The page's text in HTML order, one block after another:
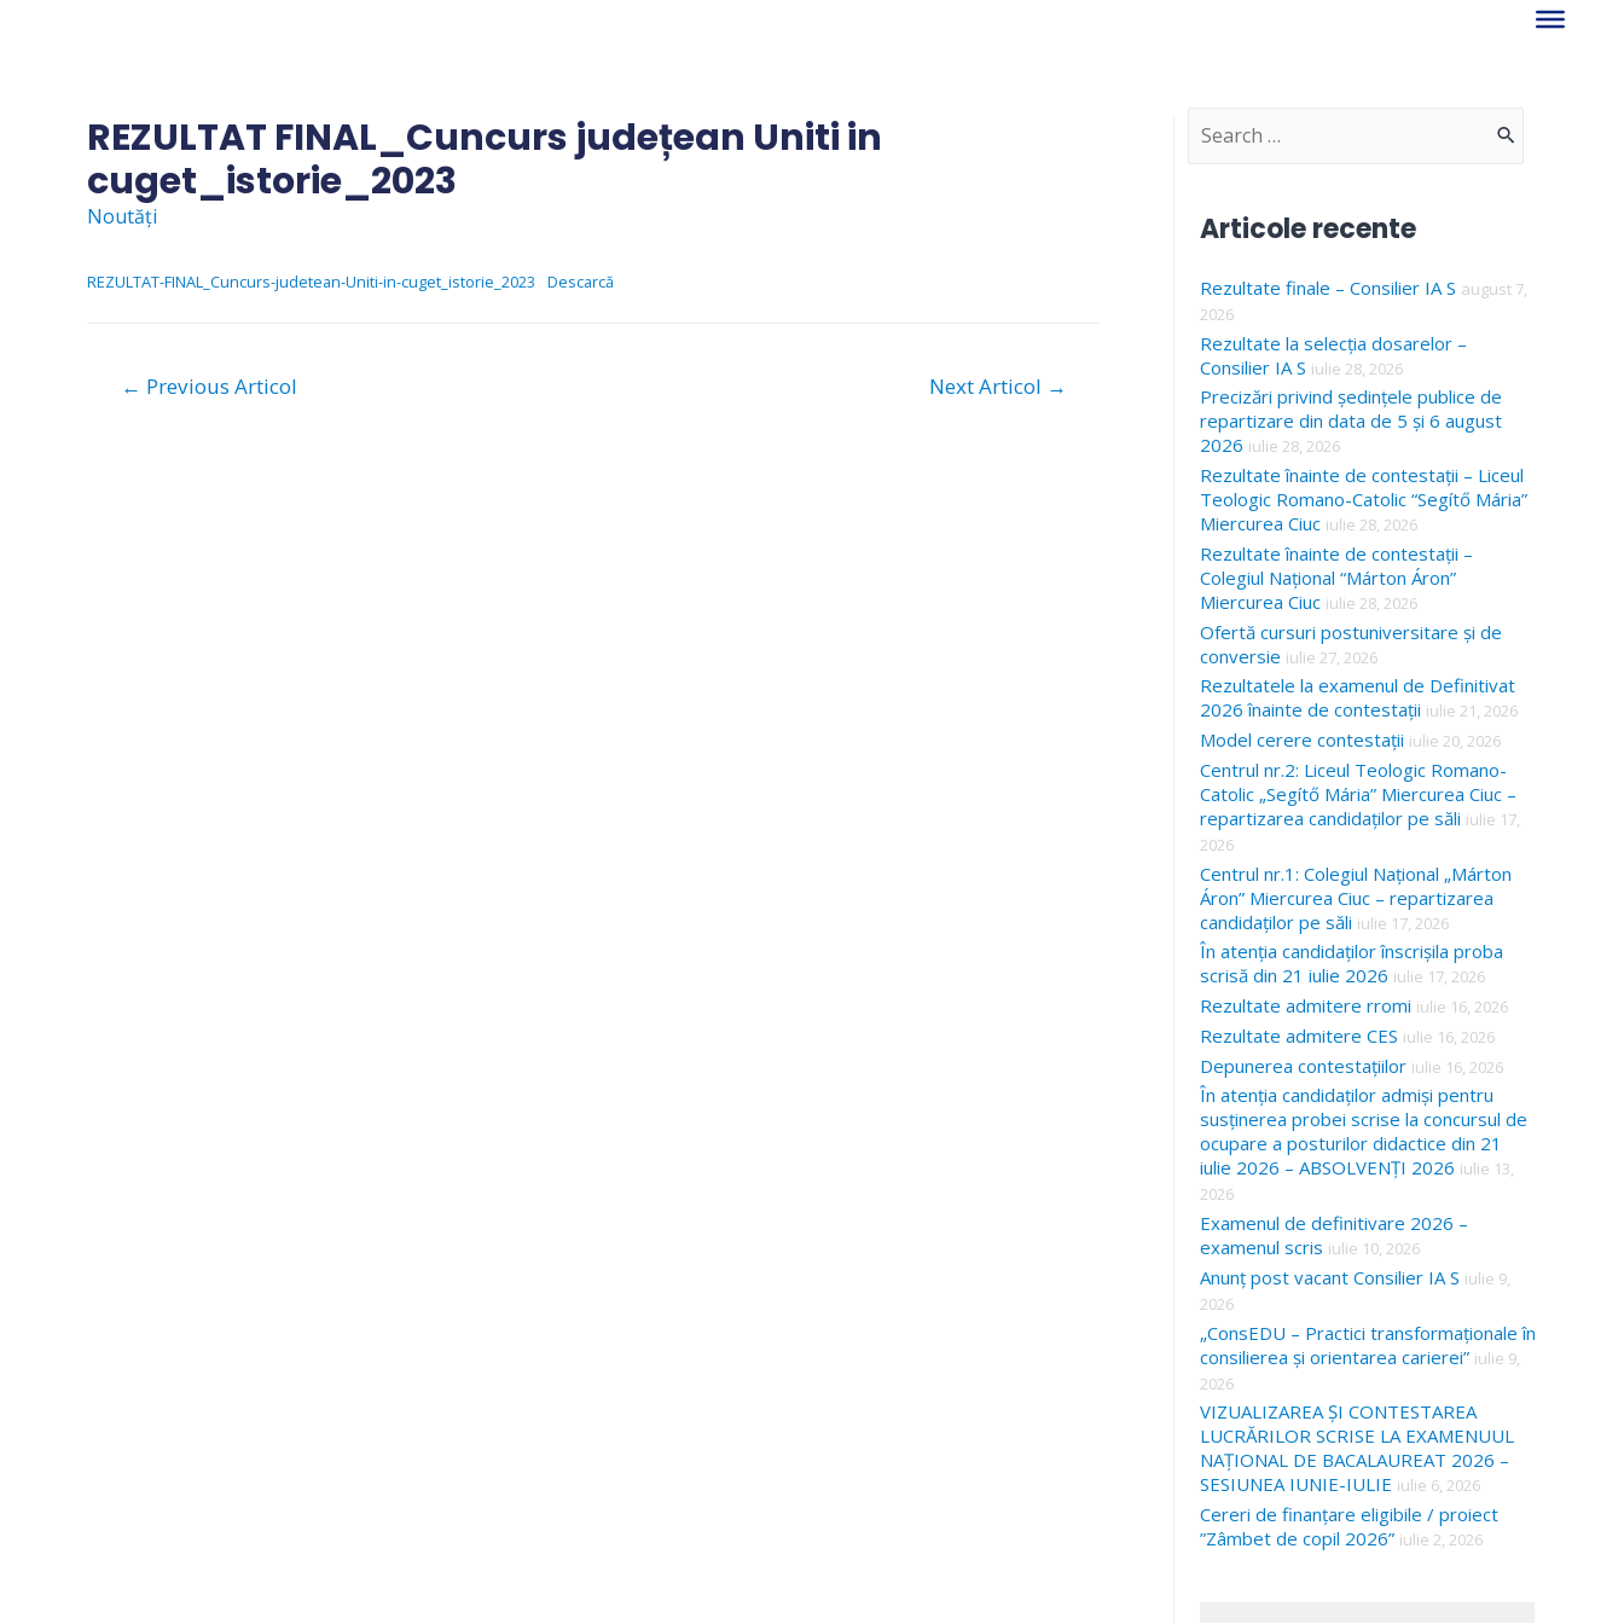
REZULTAT FINAL_Cuncurs județean Uniti in
cuget_istorie_2023
Noutăți
REZULTAT-FINAL_Cuncurs-judetean-Uniti-in-cuget_istorie_2023 Descarcă
Navigare
← Previous Articol Next Articol →
S
c
h
f
o
r
:
Articole recente
Rezultate finale – Consilier IA S august 7,
2026
Rezultate la selecția dosarelor –
Consilier IA S iulie 28, 2026
Precizări privind ședințele publice de
repartizare din data de 5 și 6 august
2026 iulie 28, 2026
Rezultate înainte de contestații – Liceul
Teologic Romano-Catolic “Segítő Mária”
Miercurea Ciuc iulie 28, 2026
Rezultate înainte de contestații –
Colegiul Național “Márton Áron”
Miercurea Ciuc iulie 28, 2026
Ofertă cursuri postuniversitare și de
conversie iulie 27, 2026
Rezultatele la examenul de Definitivat
2026 înainte de contestații iulie 21, 2026
Model cerere contestații iulie 20, 2026
Centrul nr.2: Liceul Teologic Romano-
Catolic „Segítő Mária” Miercurea Ciuc –
repartizarea candidaților pe săli iulie 17,
2026
Centrul nr.1: Colegiul Național „Márton
Áron” Miercurea Ciuc – repartizarea
candidaților pe săli iulie 17, 2026
În atenția candidaților înscrișila proba
scrisă din 21 iulie 2026 iulie 17, 2026
Rezultate admitere rromi iulie 16, 2026
Rezultate admitere CES iulie 16, 2026
Depunerea contestațiilor iulie 16, 2026
În atenția candidaților admiși pentru
susținerea probei scrise la concursul de
ocupare a posturilor didactice din 21
iulie 2026 – ABSOLVENȚI 2026 iulie 13,
2026
Examenul de definitivare 2026 –
examenul scris iulie 10, 2026
Anunț post vacant Consilier IA S iulie 9,
2026
„ConsEDU – Practici transformaționale în
consilierea și orientarea carierei” iulie 9,
2026
VIZUALIZAREA ȘI CONTESTAREA
LUCRĂRILOR SCRISE LA EXAMENUUL
NAȚIONAL DE BACALAUREAT 2026 –
SESIUNEA IUNIE-IULIE iulie 6, 2026
Cereri de finanțare eligibile / proiect
”Zâmbet de copil 2026” iulie 2, 2026